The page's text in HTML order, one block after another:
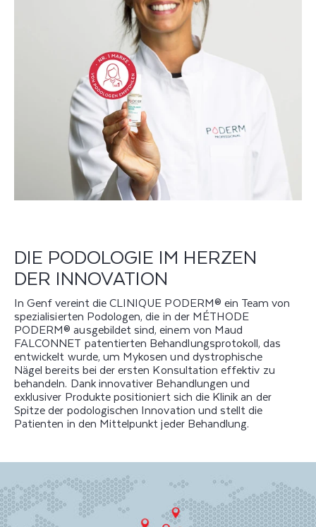
DIE PODOLOGIE IM HERZEN
DER INNOVATION
In Genf vereint die CLINIQUE PODERM® ein Team von
spezialisierten Podologen, die in der MÉTHODE
PODERM® ausgebildet sind, einem von Maud
FALCONNET patentierten Behandlungsprotokoll, das
entwickelt wurde, um Mykosen und dystrophische
Nägel bereits bei der ersten Konsultation effektiv zu
behandeln. Dank innovativer Behandlungen und
exklusiver Produkte positioniert sich die Klinik an der
Spitze der podologischen Innovation und stellt die
Patienten in den Mittelpunkt jeder Behandlung.